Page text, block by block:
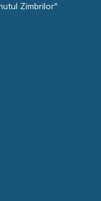
Zimbrilor"